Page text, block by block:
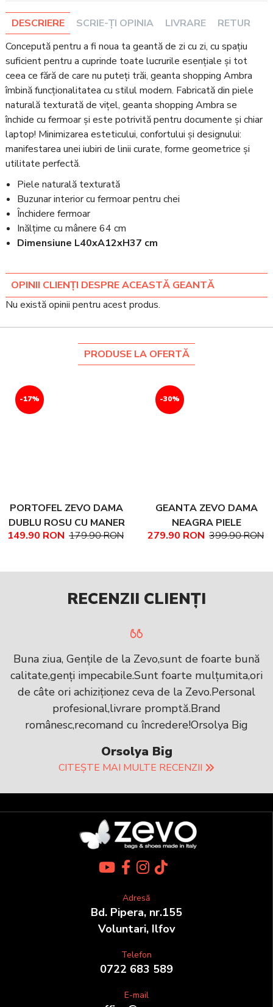
DESCRIERE SCRIE-ȚI OPINIA LIVRARE
RETUR
Concepută pentru a fi noua ta geantă de zi cu zi, cu spațiu
suficient pentru a cuprinde toate lucrurile esențiale și tot
ceea ce fără de care nu puteți trăi, geanta shopping Ambra
îmbină funcționalitatea cu stilul modern. Fabricată din piele
naturală texturată de vițel, geanta shopping Ambra se
închide cu fermoar și este potrivită pentru documente și chiar
laptop! Minimizarea esteticului, confortului și designului:
manifestarea unei iubiri de linii curate, forme geometrice și
utilitate perfectă.
Piele naturală texturată
Buzunar interior cu fermoar pentru chei
Închidere fermoar
Inălțime cu mânere 64 cm
Dimensiune L40xA12xH37 cm
OPINII CLIENȚI DESPRE ACEASTĂ GEANTĂ
Nu există opinii pentru acest produs.
PRODUSE LA OFERTĂ
-17%
PORTOFEL ZEVO DAMA
DUBLU ROSU CU MANER
PIELE NATURALA
149.90 RON 179.90 RON
-30%
GEANTA ZEVO DAMA
NEAGRA PIELE
NATURALA TEXTURATA
279.90 RON 399.90 RON
RECENZII CLIENȚI
Buna ziua, Gențile de la Zevo,sunt de foarte bună
calitate,genți impecabile.Sunt foarte mulțumita,ori
de câte ori achiziționez ceva de la Zevo.Personal
profesional,livrare promptă.Brand
românesc,recomand cu încredere!Orsolya Big
Orsolya Big
CITEȘTE MAI MULTE RECENZII
Adresă
Bd. Pipera, nr.155
Voluntari, Ilfov
Telefon
0722 683 589
E-mail